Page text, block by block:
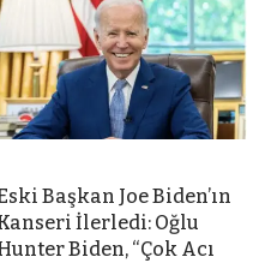
Başkan Joe Biden’ın
İlerledi: Oğlu
Biden, “Çok Acı